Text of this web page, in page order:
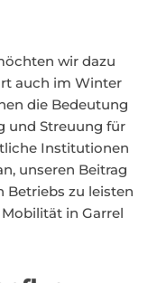
wir dazu
auch im Winter
die Bedeutung
und Streuung für
Institutionen
unseren Beitrag
Betriebs zu leisten
in Garrel